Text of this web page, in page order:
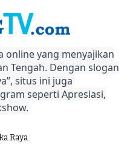
online yang menyajikan
Tengah. Dengan slogan
situs ini juga
seperti Apresiasi,
Raya